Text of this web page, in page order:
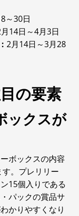
～30日
14日～4月3日
： 2月14日～3月28
の要素
ックスが
ボックスの内容
。プレリリー
15個入りである
パックの賞品サ
かりやすくなり